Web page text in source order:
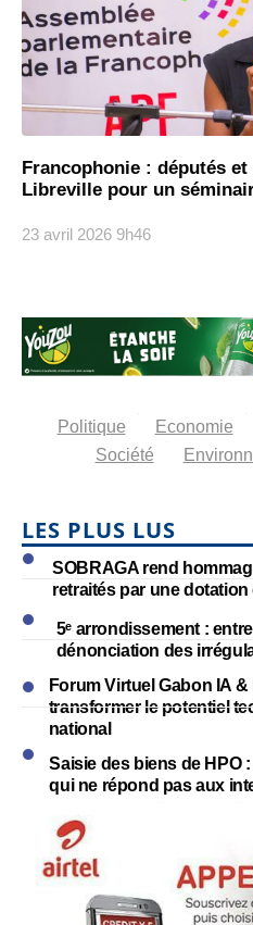
Francophonie : députés
Libreville pour un
23 avril 2026 9h46
Politique Economie
Société
LES PLUS LUS
SOBRAGA rend
retraités par une
5ᵉ arrondissement :
dénonciation des
Forum Virtuel Gabon IA
transformer le potentiel
national
Saisie des biens de HPO
qui ne répond pas aux